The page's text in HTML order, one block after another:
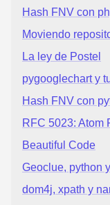
Hash FNV con
Moviendo
La ley de Postel
pygooglechart y
Hash FNV con
RFC 5023: Atom
Beautiful Code
Geoclue, python
dom4j, xpath y